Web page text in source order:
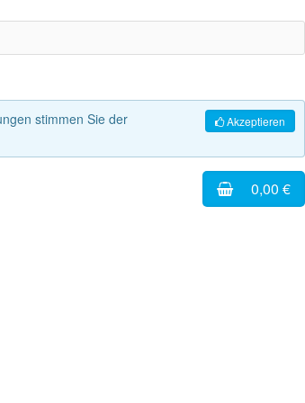
Akzeptieren
stimmen Sie der
0,00 €